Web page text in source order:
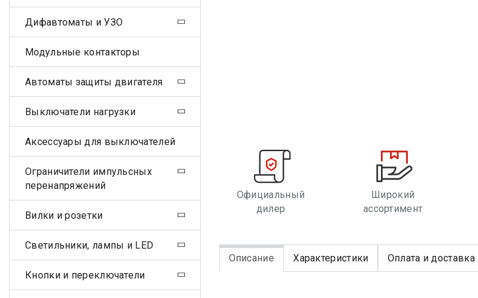
Официальный
дилер
Широкий
ассортимент
Описание Характеристики Оплата и доставка
Дифавтоматы и УЗО
Модульные контакторы
Автоматы защиты двигателя
Выключатели нагрузки
Аксессуары для выключателей
Ограничители импульсных
перенапряжений
Вилки и розетки
Светильники, лампы и LED
Кнопки и переключатели